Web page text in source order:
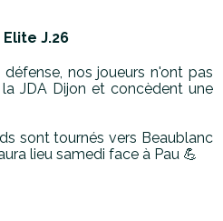
Elite J.26
nos joueurs n'ont pas
JDA Dijon et concèdent une
sont tournés vers Beaublanc
lieu samedi face à Pau 💪